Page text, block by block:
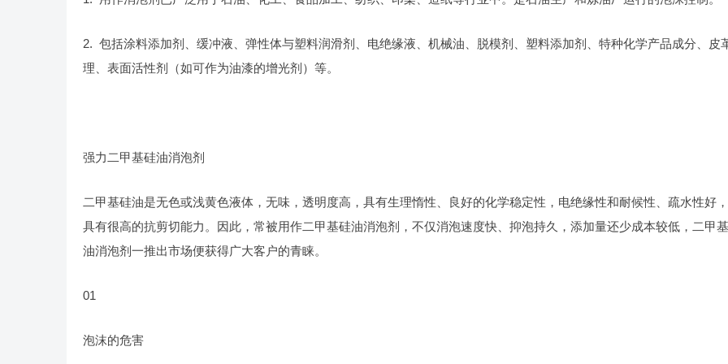
2. 包括涂料添加剂、缓冲液、弹性体与塑料润滑剂、电绝缘液、机械油、脱模剂、塑料添加剂、特种化学产品成分、皮
理、表面活性剂（如可作为油漆的增光剂）等。
强力二甲基硅油消泡剂
二甲基硅油是无色或浅黄色液体，无味，透明度高，具有生理惰性、良好的化学稳定性，电绝缘性和耐候性、疏水性好
具有很高的抗剪切能力。因此，常被用作二甲基硅油消泡剂，不仅消泡速度快、抑泡持久，添加量还少成本较低，二甲
油消泡剂一推出市场便获得广大客户的青睐。
01
泡沫的危害